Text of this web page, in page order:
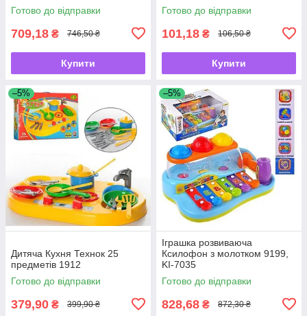
Готово до відправки
709,18 ₴ 746,50 ₴
Купити
Готово до відправки
101,18 ₴ 106,50 ₴
Купити
–5%
Дитяча Кухня Технок 25
предметів 1912
Готово до відправки
379,90 ₴ 399,90 ₴
–5%
Іграшка розвиваюча
Ксилофон з молотком 9199,
KI-7035
Готово до відправки
828,68 ₴ 872,30 ₴